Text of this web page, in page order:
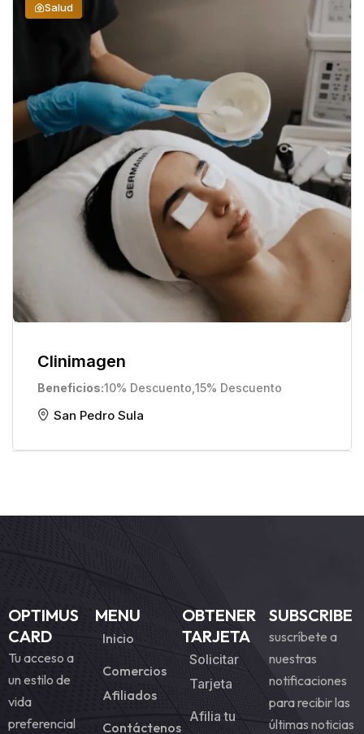
Clinimagen
Beneficios 10% Descuento 15% Descuento
Salud
San Pedro Sula
OPTIMUS
CARD
Tu acceso a
un estilo de
vida
preferencial
MENU
Inicio
Comercios
Afiliados
Contáctenos
OBTENER
TARJETA
Solicitar
Tarjeta
Afilia tu
SUBSCRIBE
suscríbete a
nuestras
notificaciones
para recibir las
últimas noticias